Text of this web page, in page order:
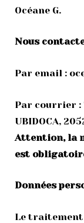
Océane G.
Nous
Par email :
Par courrier :
UBIDOCA,
Attention, la
est
Données
Le traitement